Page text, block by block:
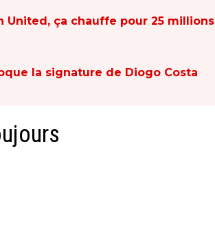
United, ça chauffe pour 25 millions
la signature de Diogo Costa